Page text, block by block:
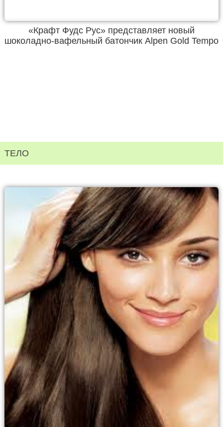
«Крафт Фудс Рус» представляет новый
шоколадно-вафельный батончик Alpen Gold Tempo
ТЕЛО